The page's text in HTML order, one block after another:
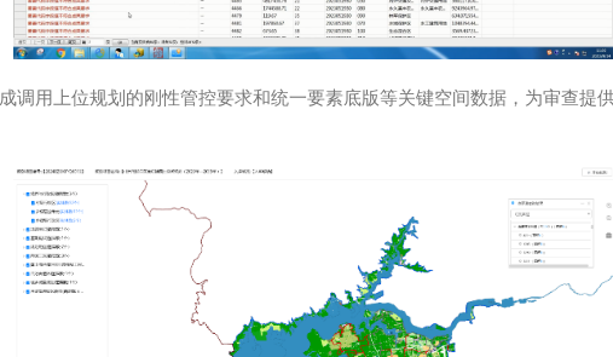
调用上位规划的刚性管控要求和统一要素底版等关键空间数据，为审查提